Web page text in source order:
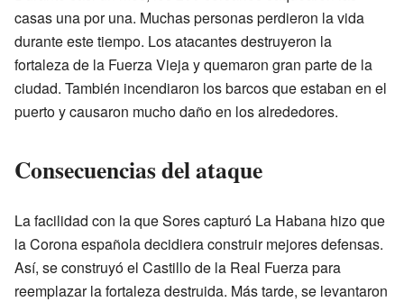
casas una por una. Muchas personas perdieron la vida
durante este tiempo. Los atacantes destruyeron la
fortaleza de la Fuerza Vieja y quemaron gran parte de la
ciudad. También incendiaron los barcos que estaban en el
puerto y causaron mucho daño en los alrededores.
Consecuencias del ataque
La facilidad con la que Sores capturó La Habana hizo que
la Corona española decidiera construir mejores defensas.
Así, se construyó el Castillo de la Real Fuerza para
reemplazar la fortaleza destruida. Más tarde, se levantaron